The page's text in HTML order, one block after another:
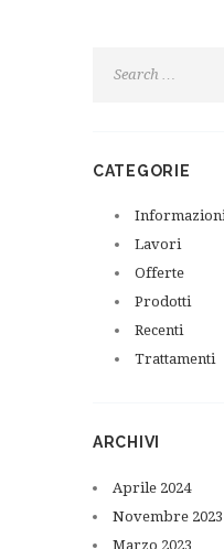
CATEGORIE
Lavori
Offerte
Prodotti
Recenti
Trattamenti
ARCHIVI
Aprile 2024
Novembre 2023
Marzo 2023